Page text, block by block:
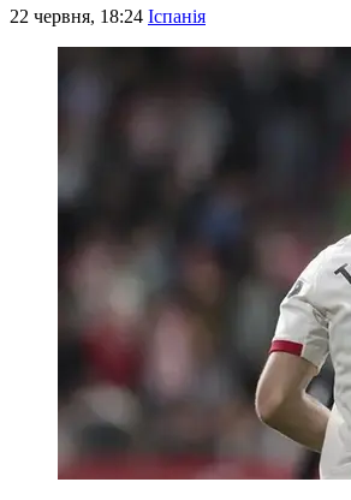
22 червня, 18:24 Іспанія